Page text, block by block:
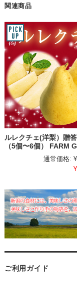
関連商品
ルレクチェ(洋梨）贈
（5個〜6個） FARM
通常価格:
ご利用ガイド